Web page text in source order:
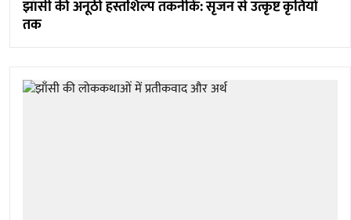
झाँसी की अनूठी हस्तशिल्प तकनीकें: सृजन से उत्कृष्ट कृतियों
तक